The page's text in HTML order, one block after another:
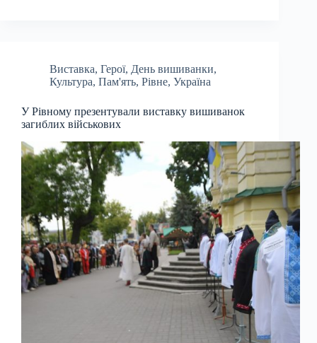
Виставка, Герої, День вишиванки,
Культура, Пам'ять, Рівне, Україна
У Рівному презентували виставку вишиванок
загиблих військових